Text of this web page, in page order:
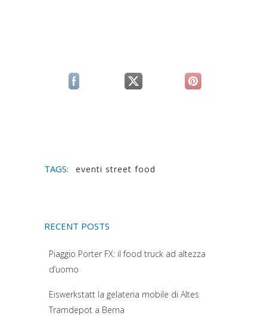
(si apre in una nuova scheda)
(si apre in una nuova scheda)
(si apre in una
TAGS: eventi street food
RECENT POSTS
Piaggio Porter FX: il food truck ad altezza
d’uomo
Eiswerkstatt la gelateria mobile di Altes
Tramdepot a Berna